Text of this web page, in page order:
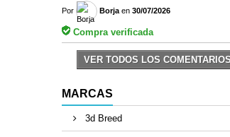
Por Borja en 30/07/2026
Compra verificada
VER TODOS LOS
MARCAS
3d Breed